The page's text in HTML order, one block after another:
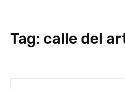
Tag: calle del